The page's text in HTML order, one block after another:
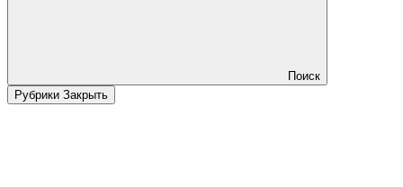
Поиск
Рубрики Закрыть